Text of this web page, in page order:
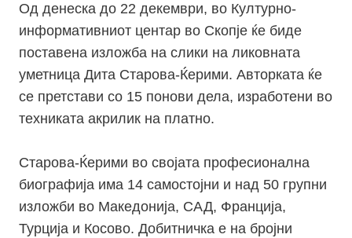
Од денеска до 22 декември, во Културно-
информативниот центар во Скопје ќе биде
поставена изложба на слики на ликовната
уметница Дита Старова-Ќерими. Авторката ќе
се претстави со 15 понови дела, изработени во
техниката акрилик на платно.
Старова-Ќерими во својата професионална
биографија има 14 самостојни и над 50 групни
изложби во Македонија, САД, Франција,
Турција и Косово. Добитничка е на бројни